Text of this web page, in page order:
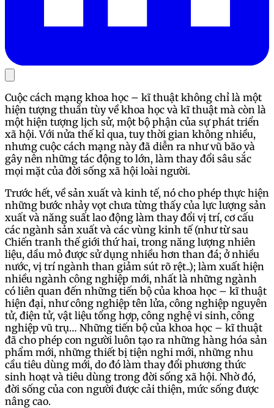
Cuộc cách mạng khoa học – kĩ thuật không chỉ là một
hiện tượng thuần tùy về khoa học và kĩ thuật mà còn là
một hiện tượng lịch sử, một bộ phận của sự phát triển
xã hội. Với nửa thế kỉ qua, tuy thời gian không nhiều,
nhưng cuộc cách mạng này đã diễn ra như vũ bão và
gây nên những tác động to lớn, làm thay đổi sâu sắc
mọi mặt của đời sống xã hội loài người.
Trước hết, về sản xuất và kinh tế, nó cho phép thực hiện
những bước nhảy vọt chưa từng thấy của lực lượng sản
xuất và năng suất lao động làm thay đổi vị trí, cơ cấu
các ngành sản xuất và các vùng kinh tế (như từ sau
Chiến tranh thế giới thứ hai, trong năng lượng nhiên
liệu, dầu mỏ được sử dụng nhiều hơn than đá; ở nhiều
nước, vị trí ngành than giảm sút rõ rệt..); làm xuất hiện
nhiều ngành công nghiệp mới, nhất là những ngành
có liên quan đến những tiến bộ của khoa học – kĩ thuật
hiện đại, như công nghiệp tên lửa, công nghiệp nguyên
tử, điện tử, vật liệu tổng hợp, công nghệ vi sinh, công
nghiệp vũ trụ… Những tiến bộ của khoa học – kĩ thuật
đã cho phép con người luôn tạo ra những hàng hóa sản
phẩm mới, những thiết bị tiện nghi mới, những nhu
cầu tiêu dùng mới, do đó làm thay đổi phương thức
sinh hoạt và tiêu dùng trong đời sống xã hội. Nhờ đó,
đời sống của con người được cải thiện, mức sống được
nâng cao.